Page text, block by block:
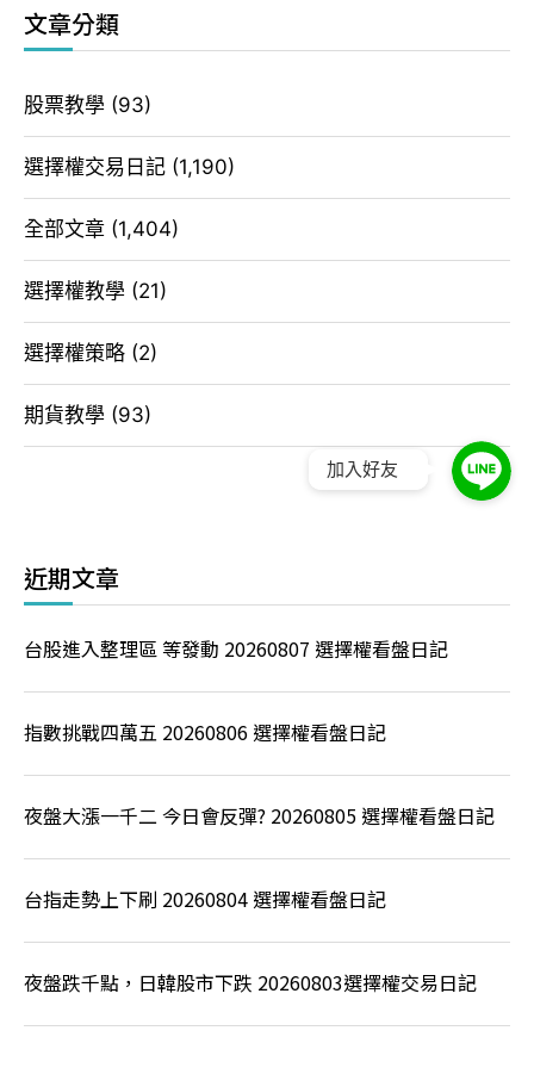
文章分類
股票教學 (93)
選擇權交易日記 (1,190)
全部文章 (1,404)
選擇權教學 (21)
選擇權策略 (2)
期貨教學 (93)
近期文章
台股進入整理區 等發動 20260807 選擇權看盤日記
指數挑戰四萬五 20260806 選擇權看盤日記
夜盤大漲一千二 今日會反彈? 20260805 選擇權看盤日記
台指走勢上下刷 20260804 選擇權看盤日記
夜盤跌千點，日韓股市下跌 20260803選擇權交易日記
加入好友